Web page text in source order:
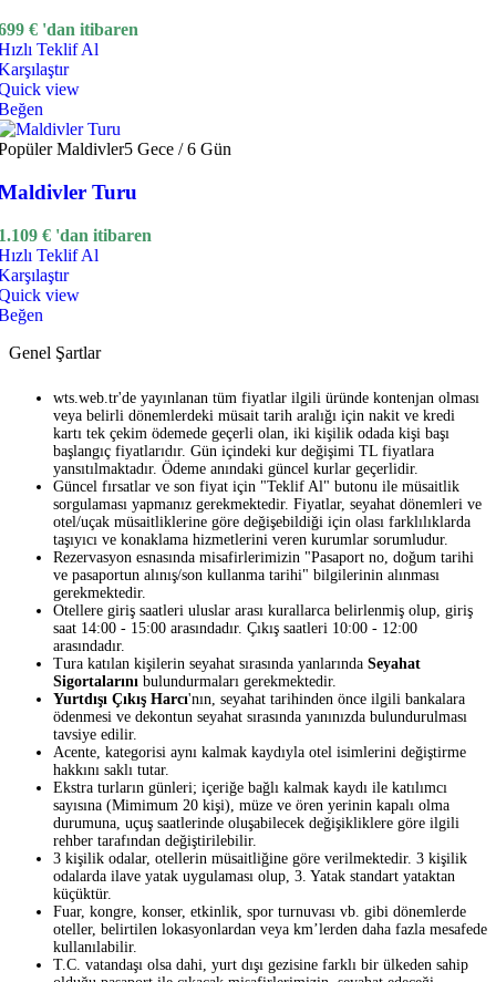
€ 'dan itibaren
Teklif Al
view
Maldivler5 Gece / 6 Gün
Turu
€ 'dan itibaren
Teklif Al
view
Genel Şartlar
wts.web.tr'de yayınlanan tüm fiyatlar ilgili üründe kontenjan olması
veya belirli dönemlerdeki müsait tarih aralığı için nakit ve kredi
kartı tek çekim ödemede geçerli olan, iki kişilik odada kişi başı
başlangıç fiyatlarıdır. Gün içindeki kur değişimi TL fiyatlara
yansıtılmaktadır. Ödeme anındaki güncel kurlar geçerlidir.
Güncel fırsatlar ve son fiyat için "Teklif Al" butonu ile müsaitlik
sorgulaması yapmanız gerekmektedir. Fiyatlar, seyahat dönemleri ve
otel/uçak müsaitliklerine göre değişebildiği için olası farklılıklarda
taşıyıcı ve konaklama hizmetlerini veren kurumlar sorumludur.
Rezervasyon esnasında misafirlerimizin "Pasaport no, doğum tarihi
ve pasaportun alınış/son kullanma tarihi" bilgilerinin alınması
gerekmektedir.
Otellere giriş saatleri uluslar arası kurallarca belirlenmiş olup, giriş
saat 14:00 - 15:00 arasındadır. Çıkış saatleri 10:00 - 12:00
arasındadır.
Tura katılan kişilerin seyahat sırasında yanlarında Seyahat
Sigortalarını bulundurmaları gerekmektedir.
Yurtdışı Çıkış Harcı'nın, seyahat tarihinden önce ilgili bankalara
ödenmesi ve dekontun seyahat sırasında yanınızda bulundurulması
tavsiye edilir.
Acente, kategorisi aynı kalmak kaydıyla otel isimlerini değiştirme
hakkını saklı tutar.
Ekstra turların günleri; içeriğe bağlı kalmak kaydı ile katılımcı
sayısına (Mimimum 20 kişi), müze ve ören yerinin kapalı olma
durumuna, uçuş saatlerinde oluşabilecek değişikliklere göre ilgili
rehber tarafından değiştirilebilir.
3 kişilik odalar, otellerin müsaitliğine göre verilmektedir. 3 kişilik
odalarda ilave yatak uygulaması olup, 3. Yatak standart yataktan
küçüktür.
Fuar, kongre, konser, etkinlik, spor turnuvası vb. gibi dönemlerde
oteller, belirtilen lokasyonlardan veya km’lerden daha fazla mesafede
kullanılabilir.
T.C. vatandaşı olsa dahi, yurt dışı gezisine farklı bir ülkeden sahip